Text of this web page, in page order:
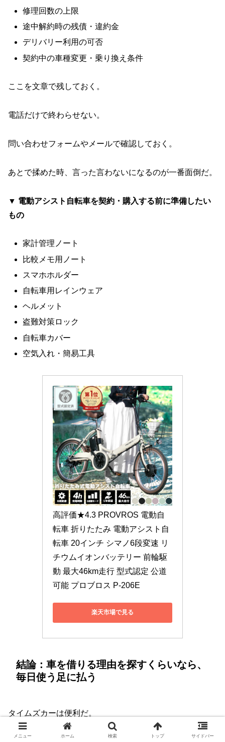
修理回数の上限
途中解約時の残債・違約金
デリバリー利用の可否
契約中の車種変更・乗り換え条件
ここを文章で残しておく。
電話だけで終わらせない。
問い合わせフォームやメールで確認しておく。
あとで揉めた時、言った言わないになるのが一番面倒だ。
▼ 電動アシスト自転車を契約・購入する前に準備したい
もの
家計管理ノート
比較メモ用ノート
スマホホルダー
自転車用レインウェア
ヘルメット
盗難対策ロック
自転車カバー
空気入れ・簡易工具
高評価★4.3 PROVROS 電動自
転車 折りたたみ 電動アシスト自
転車 20インチ シマノ6段変速 リ
チウムイオンバッテリー 前輪駆
動 最大46km走行 型式認定 公道
可能 プロブロス P-206E
楽天市場で見る
結論：車を借りる理由を探すくらいなら、
毎日使う足に払う
タイムズカーは便利だ。
メニュー ホーム 検索 トップ サイドバー